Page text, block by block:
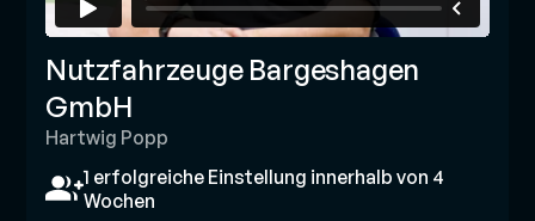
Nutzfahrzeuge Bargeshagen
GmbH
Hartwig Popp
1 erfolgreiche Einstellung innerhalb von 4
Wochen